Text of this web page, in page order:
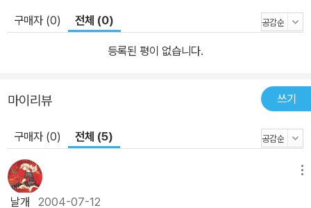
구매자 (0) 전체 (0)
등록된 평이 없습니다.
마이리뷰 쓰기
구매자 (0) 전체 (5)
날개 2004-07-12